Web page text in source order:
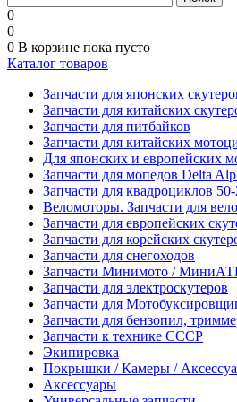
0
0
0 В корзине пока пусто
Каталог товаров
Запчасти для японских
Запчасти для китайских
Запчасти для питбайков
Запчасти для китайских
Для японских и европейских
Запчасти для мопедов Delta
Запчасти для квадроциклов
Веломоторы. Запчасти для
Запчасти для европейских
Запчасти для корейских
Запчасти для снегоходов
Запчасти Минимото /
Запчасти для электроскутеров
Запчасти для
Запчасти для бензопил,
Запчасти к технике СССР
Экипировка
Покрышки / Камеры /
Аксессуары